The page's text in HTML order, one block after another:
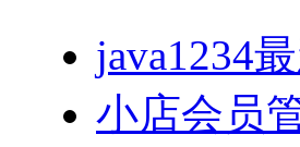
java1234
小店会员